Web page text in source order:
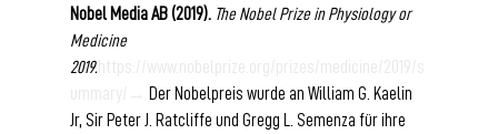
Nobel Media AB (2019). The Nobel Prize in Physiology or
Medicine
2019. https://www.nobelprize.org/prizes/medicine/2019/s
ummary/→ Der Nobelpreis wurde an William G. Kaelin
Jr, Sir Peter J. Ratcliffe und Gregg L. Semenza für ihre